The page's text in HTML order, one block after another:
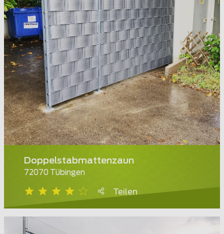
Doppelstabmattenzaun
72070 Tübingen
Teilen